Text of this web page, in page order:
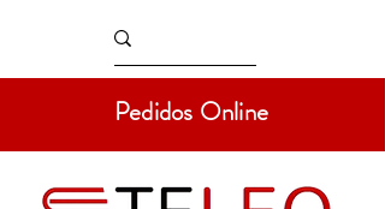
Pedidos Online